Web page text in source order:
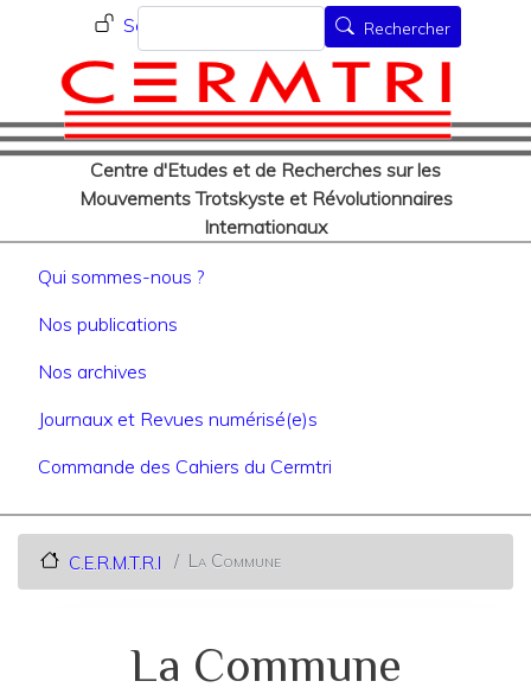
au
contenu
principal
Menu du compte de
Se connecter
Centre d'Etudes et de Recherches sur les
Mouvements Trotskyste et Révolutionnaires
Internationaux
Rechercher Rechercher
Navigation principale
Qui sommes-nous ?
Nos publications
Nos archives
Journaux et Revues numérisé(e)s
Commande des Cahiers du Cermtri
C.E.R.M.T.R.I La Commune
La Commune